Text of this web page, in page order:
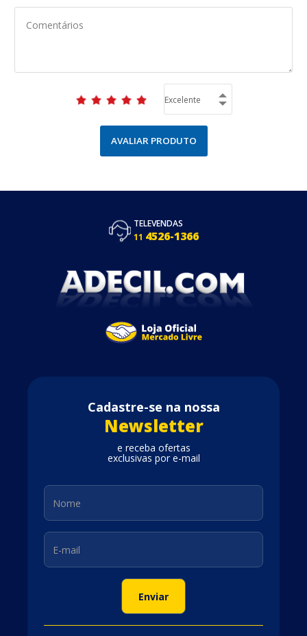
AVALIAR PRODUTO
TELEVENDAS
11 4526-1366
Cadastre-se na nossa
Newsletter
e receba ofertas
exclusivas por e-mail